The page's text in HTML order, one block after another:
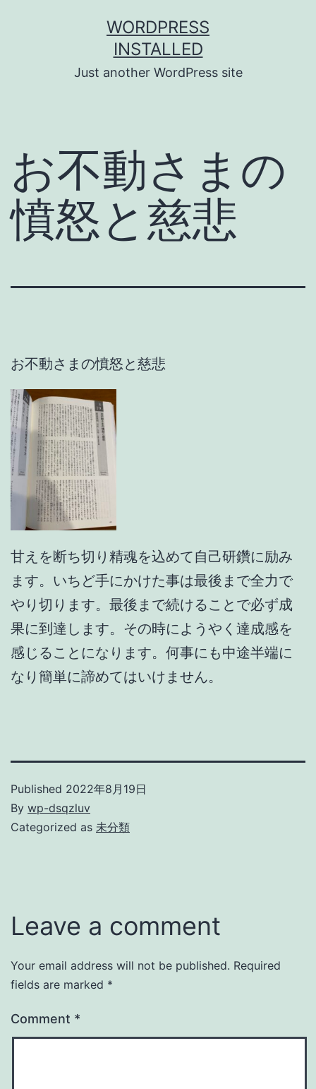
WORDPRESS
INSTALLED
Just another WordPress site
お不動さまの
憤怒と慈悲
お不動さまの憤怒と慈悲
甘えを断ち切り精魂を込めて自己研鑽に励み
ます。いちど手にかけた事は最後まで全力で
やり切ります。最後まで続けることで必ず成
果に到達します。その時にようやく達成感を
感じることになります。何事にも中途半端に
なり簡単に諦めてはいけません。
Published 2022年8月19日
By wp-dsqzluv
Categorized as 未分類
Leave a comment
Your email address will not be published. Required
fields are marked *
Comment *